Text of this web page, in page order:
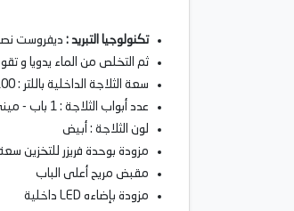
تكنولوجيا التبريد : ديفروست
ثم التخلص من الماء يدويا و
سعة الثلاجة الداخلية باللتر : 100 لتر
عدد أبواب الثلاجة : 1 باب - ميني بار
لون الثلاجة : أبيض
مزودة بوحدة فريزر للتخزين سعة 15
مقبض مريح أعلى الباب
مزودة بإضاءه LED داخلية